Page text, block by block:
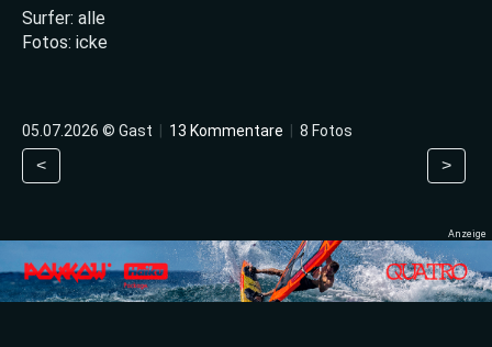
Surfer: alle
Fotos: icke
05.07.2026 © Gast 13 Kommentare 8 Fotos
< >